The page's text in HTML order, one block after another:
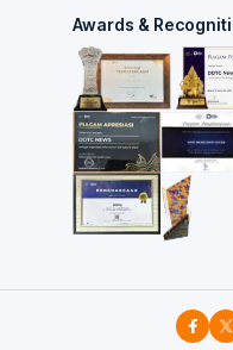
Awards &